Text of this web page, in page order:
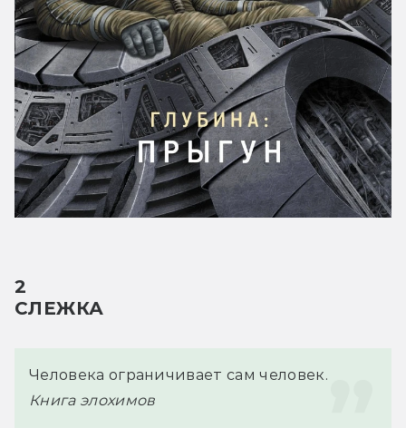
2
СЛЕЖКА
Человека ограничивает сам человек.
Книга элохимов